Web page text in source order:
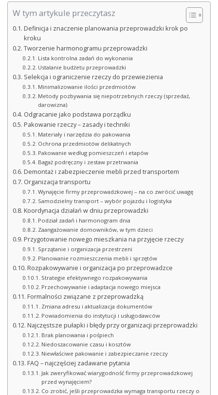
W tym artykule przeczytasz
Definicja i znaczenie planowania przeprowadzki krok po
kroku
Tworzenie harmonogramu przeprowadzki
Lista kontrolna zadań do wykonania
Ustalanie budżetu przeprowadzki
Selekcja i ograniczenie rzeczy do przewiezienia
Minimalizowanie ilości przedmiotów
Metody pozbywania się niepotrzebnych rzeczy (sprzedaż,
darowizna)
Odgracanie jako podstawa porządku
Pakowanie rzeczy – zasady i techniki
Materiały i narzędzia do pakowania
Ochrona przedmiotów delikatnych
Pakowanie według pomieszczeń i etapów
Bagaż podręczny i zestaw przetrwania
Demontaż i zabezpieczenie mebli przed transportem
Organizacja transportu
Wynajęcie firmy przeprowadzkowej – na co zwrócić uwagę
Samodzielny transport – wybór pojazdu i logistyka
Koordynacja działań w dniu przeprowadzki
Podział zadań i harmonogram dnia
Zaangażowanie domowników, w tym dzieci
Przygotowanie nowego mieszkania na przyjęcie rzeczy
Sprzątanie i organizacja przestrzeni
Planowanie rozmieszczenia mebli i sprzętów
Rozpakowywanie i organizacja po przeprowadzce
Strategie efektywnego rozpakowywania
Przechowywanie i adaptacja nowego miejsca
Formalności związane z przeprowadzką
Zmiana adresu i aktualizacja dokumentów
Powiadomienia do instytucji i usługodawców
Najczęstsze pułapki i błędy przy organizacji przeprowadzki
Brak planowania i pośpiech
Niedoszacowanie czasu i kosztów
Niewłaściwe pakowanie i zabezpieczanie rzeczy
FAQ – najczęściej zadawane pytania
Jak zweryfikować wiarygodność firmy przeprowadzkowej
przed wynajęciem?
Co zrobić, jeśli przeprowadzka wymaga transportu rzeczy o